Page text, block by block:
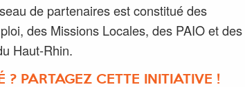
de partenaires est constitué des
des Missions Locales, des PAIO et des
Haut-Rhin.
? PARTAGEZ CETTE INITIATIVE !